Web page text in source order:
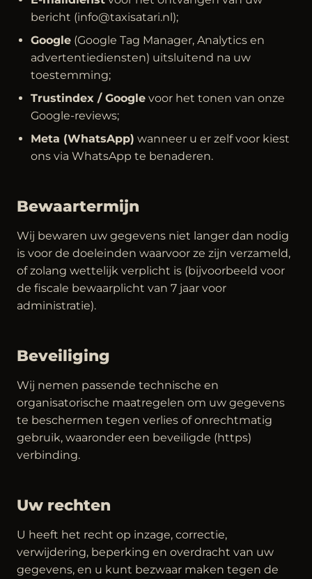
bericht (info@taxisatari.nl);
Google (Google Tag Manager, Analytics en
advertentiediensten) uitsluitend na uw
toestemming;
Trustindex / Google voor het tonen van onze
Google-reviews;
Meta (WhatsApp) wanneer u er zelf voor kiest
ons via WhatsApp te benaderen.
Bewaartermijn
Wij bewaren uw gegevens niet langer dan nodig
is voor de doeleinden waarvoor ze zijn verzameld,
of zolang wettelijk verplicht is (bijvoorbeeld voor
de fiscale bewaarplicht van 7 jaar voor
administratie).
Beveiliging
Wij nemen passende technische en
organisatorische maatregelen om uw gegevens
te beschermen tegen verlies of onrechtmatig
gebruik, waaronder een beveiligde (https)
verbinding.
Uw rechten
U heeft het recht op inzage, correctie,
verwijdering, beperking en overdracht van uw
gegevens, en u kunt bezwaar maken tegen de